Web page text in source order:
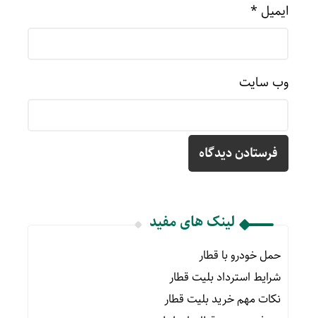
ایمیل *
وب‌ سایت
لینک های مفید
حمل خودرو با قطار
شرایط استرداد بلیت قطار
نکات مهم خرید بلیت قطار